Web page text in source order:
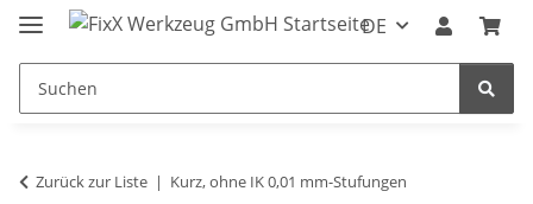
DE
Zurück zur Liste Kurz, ohne IK 0,01 mm-Stufungen